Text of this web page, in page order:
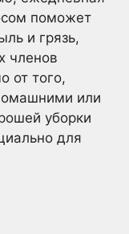
поможет
и грязь,
членов
от того,
или
уборки
для